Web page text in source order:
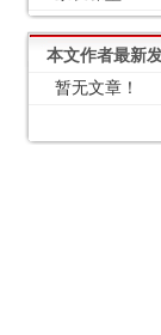
本文作者最新
暂无文章！